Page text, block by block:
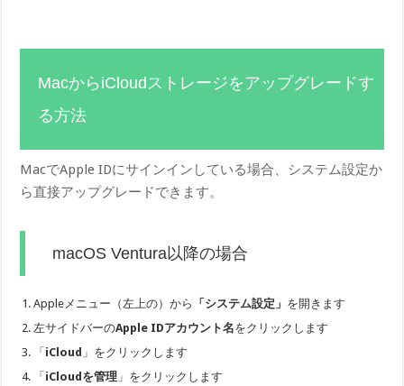
MacからiCloudストレージをアップグレードす
る方法
MacでApple IDにサインインしている場合、システム設定か
ら直接アップグレードできます。
macOS Ventura以降の場合
Appleメニュー（左上の）から 「システム設定」 を開きます
左サイドバーのApple IDアカウント名をクリックします
「iCloud 」をクリックします
「iCloudを管理 」をクリックします